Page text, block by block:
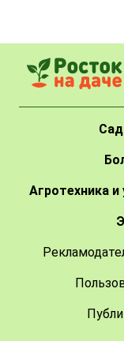
Агротехника и